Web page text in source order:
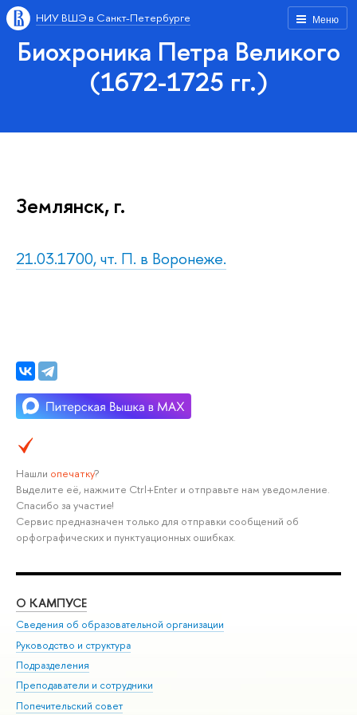
Меню
НИУ ВШЭ в Санкт-Петербурге
Биохроника Петра Великого
(1672-1725 гг.)
Землянск, г.
21.03.1700, чт. П. в Воронеже.
Нашли опечатку?
Выделите её, нажмите Ctrl+Enter и отправьте нам уведомление.
Спасибо за участие!
Сервис предназначен только для отправки сообщений об
орфографических и пунктуационных ошибках.
О КАМПУСЕ
Сведения об образовательной организации
Руководство и структура
Подразделения
Преподаватели и сотрудники
Попечительский совет